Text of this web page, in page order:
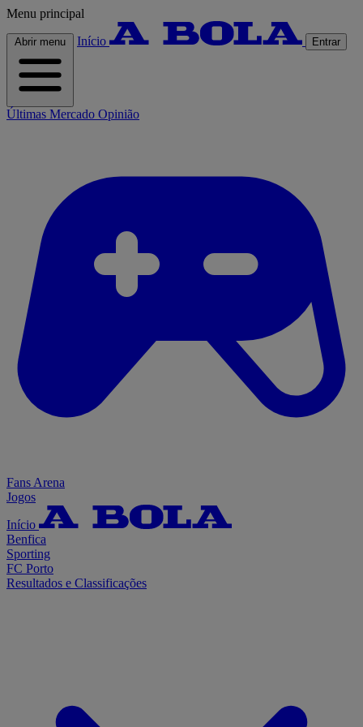
Menu principal
Abrir menu Início Entrar
Últimas Mercado Opinião
Fans Arena
Jogos
Início
Benfica
Sporting
FC Porto
Resultados e Classificações